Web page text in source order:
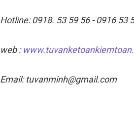
Hotline: 0918. 53 59 56 - 0916 53
web :
Email: tuvanminh@gmail.com